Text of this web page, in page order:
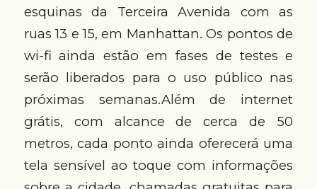
esquinas da Terceira Avenida com as
ruas 13 e 15, em Manhattan. Os pontos de
wi-fi ainda estão em fases de testes e
serão liberados para o uso público nas
próximas semanas.Além de internet
grátis, com alcance de cerca de 50
metros, cada ponto ainda oferecerá uma
tela sensível ao toque com informações